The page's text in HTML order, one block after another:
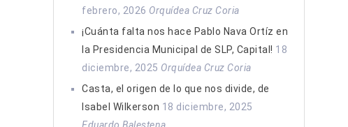
febrero, 2026 Orquídea Cruz Coria
¡Cuánta falta nos hace Pablo Nava Ortíz en
la Presidencia Municipal de SLP, Capital! 18
diciembre, 2025 Orquídea Cruz Coria
Casta, el origen de lo que nos divide, de
Isabel Wilkerson 18 diciembre, 2025
Eduardo Balestena